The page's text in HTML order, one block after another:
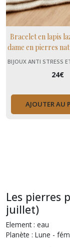
Bracelet en lapis
dame en pierres
la créativité et
BIJOUX ANTI STRESS
24€
AJOUTER AU
Les pierres
juillet)
Element : eau
Planète : Lune -